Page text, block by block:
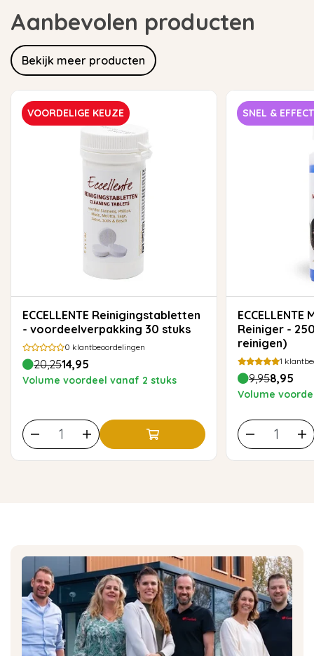
Aanbevolen producten
Bekijk meer producten
VOORDELIGE KEUZE
ECCELLENTE Reinigingstabletten
- voordeelverpakking 30 stuks
0 klantbeoordelingen
20,2514,95
Volume voordeel vanaf 2 stuks
SNEL &
ECCELLENTE Melksysteem
Reiniger -
reinigen)
1
9,958,95
Volume